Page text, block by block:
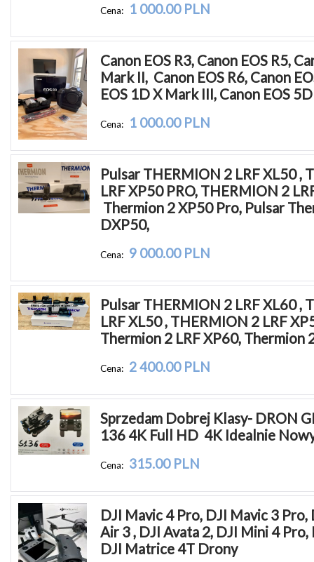
Cena: 1 000.00 PLN
Canon EOS R3, Canon EOS R5,
Mark II,  Canon EOS R6, Canon
EOS 1D X Mark III, Canon EOS
Cena: 1 000.00 PLN
Pulsar THERMION 2 LRF XL50 ,
LRF XP50 PRO, THERMION 2
Thermion 2 XP50 Pro, Pulsar
DXP50,
Cena: 9 000.00 PLN
Pulsar THERMION 2 LRF XL60 ,
LRF XL50 , THERMION 2 LRF
Thermion 2 LRF XP60, Thermion
Cena: 2 400.00 PLN
Sprzedam Dobrej Klasy- DRON
136 4K Full HD  4K Idealnie
Cena: 315.00 PLN
DJI Mavic 4 Pro, DJI Mavic 3 Pro,
Air 3 , DJI Avata 2, DJI Mini 4 Pro,
DJI Matrice 4T Drony